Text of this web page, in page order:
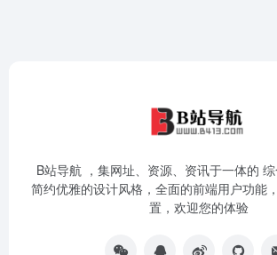
B站导航 ，集网址、资源、资讯于一体的 综
简约优雅的设计风格，全面的前端用户功能
置，欢迎您的体验